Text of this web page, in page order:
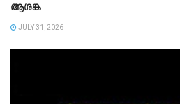
ആശങ്ക
JULY 31, 2026